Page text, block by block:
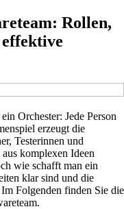
Rollen,
Orchester: Jede Person
erzeugt die
Testerinnen und
komplexen Ideen
wie schafft man ein
klar sind und die
Folgenden finden Sie die